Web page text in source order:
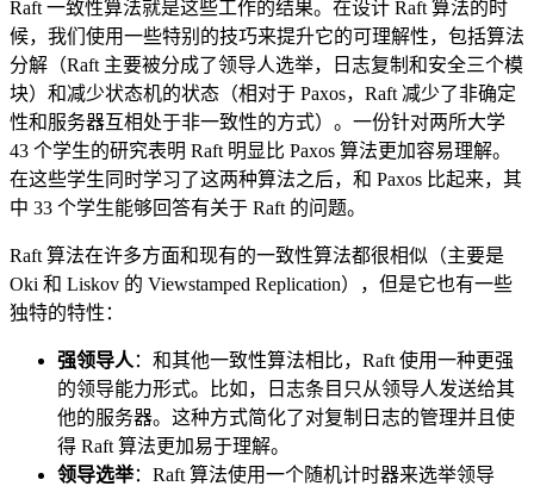
Raft 一致性算法就是这些工作的结果。在设计 Raft 算法的时
候，我们使用一些特别的技巧来提升它的可理解性，包括算法
分解（Raft 主要被分成了领导人选举，日志复制和安全三个模
块）和减少状态机的状态（相对于 Paxos，Raft 减少了非确定
性和服务器互相处于非一致性的方式）。一份针对两所大学
43 个学生的研究表明 Raft 明显比 Paxos 算法更加容易理解。
在这些学生同时学习了这两种算法之后，和 Paxos 比起来，其
中 33 个学生能够回答有关于 Raft 的问题。
Raft 算法在许多方面和现有的一致性算法都很相似（主要是
Oki 和 Liskov 的 Viewstamped Replication），但是它也有一些
独特的特性：
强领导人 ：和其他一致性算法相比，Raft 使用一种更强
的领导能力形式。比如，日志条目只从领导人发送给其
他的服务器。这种方式简化了对复制日志的管理并且使
得 Raft 算法更加易于理解。
领导选举：Raft 算法使用一个随机计时器来选举领导